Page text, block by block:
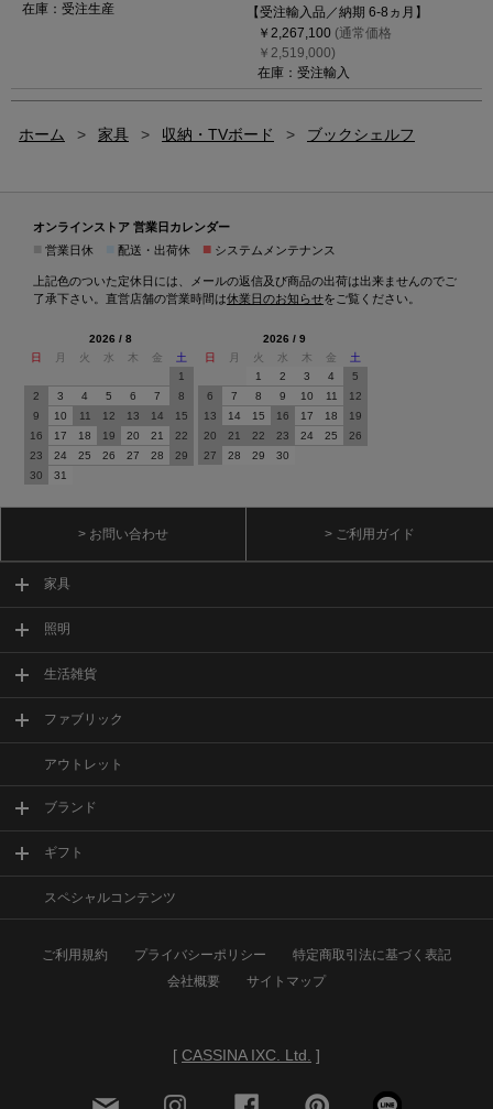
在庫：受注生産
【受注輸入品／納期 6-8ヵ月】
￥2,267,100 (通常価格
￥2,519,000)
在庫：受注輸入
ホーム > 家具 > 収納・TVボード > ブックシェルフ
オンラインストア 営業日カレンダー
営業日休 配送・出荷休 ■ システムメンテナンス
上記色のついた定休日には、メールの返信及び商品の出荷は出来ませんのでご
了承下さい。直営店舗の営業時間は休業日のお知らせをご覧ください。
2026 / 8
日
月 火 水 木 金
土
1
2
3 4 5 6 7
8
9
10 11 12 13 14
15
16
17 18 19 20 21
22
23
24 25 26 27 28
29
30
31
2026 / 9
日
月 火 水 木 金
土
1
2 3 4
5
6
7 8 9 10 11
12
13
14 15 16 17 18
19
20
21 22 23 24 25
26
27
28 29 30
> お問い合わせ > ご利用ガイド
家具
照明
生活雑貨
ファブリック
アウトレット
ブランド
ギフト
スペシャルコンテンツ
ご利用規約 プライバシーポリシー
特定商取引法に基づく表記
会社概要
サイトマップ
[ CASSINA IXC. Ltd. ]